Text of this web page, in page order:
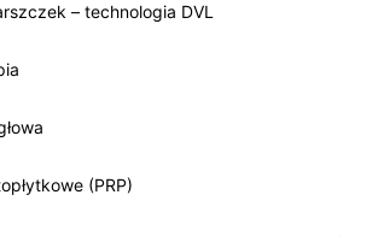
– technologia DVL
(PRP)